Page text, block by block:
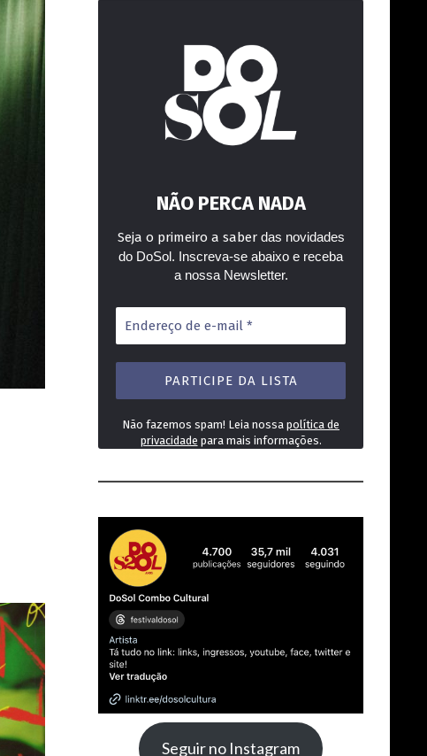
NÃO PERCA NADA
Seja o primeiro a saberdas novidades
do DoSol. Inscreva-se abaixo e receba
a nossa Newsletter.
Endereço
de
e-
mail
Não fazemos spam! Leia nossa política de
privacidade para mais informações.
Seguir no Instagram